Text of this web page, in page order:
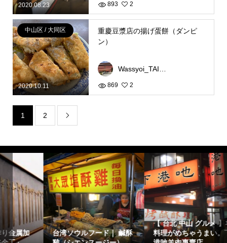
2020.08.23 893 2
2020.10.11
中山区 / 大同区
重慶豆漿店の揚げ蛋餅（ダンピ
ン）
869 2
1 2 
台湾ソウルフード｜ 鹹酥
【 台北 中山 グルメ 】羊
料理がめちゃうまい。下